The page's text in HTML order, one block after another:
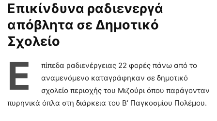
Επικίνδυνα ραδιενεργά
απόβλητα σε Δημοτικό
Σχολείο
Ε
πίπεδα ραδιενέργειας 22 φορές πάνω από το
αναμενόμενο καταγράφηκαν σε δημοτικό
σχολείο περιοχής του Μιζούρι όπου παράγονταν
πυρηνικά όπλα στη διάρκεια του Β’ Παγκοσμίου Πολέμου.